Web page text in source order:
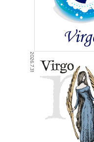
2026.7.31